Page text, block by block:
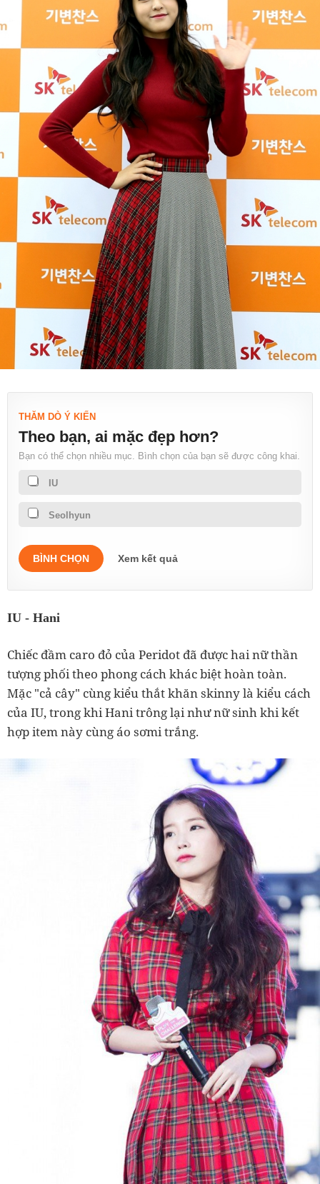
THĂM DÒ Ý KIẾN
Theo bạn, ai mặc đẹp hơn?
Bạn có thể chọn nhiều mục. Bình chọn của bạn sẽ được công khai.
IU
Seolhyun
BÌNH CHỌN Xem kết quả
IU - Hani
Chiếc đầm caro đỏ của Peridot đã được hai nữ thần
tượng phối theo phong cách khác biệt hoàn toàn.
Mặc "cả cây" cùng kiểu thắt khăn skinny là kiểu cách
của IU, trong khi Hani trông lại như nữ sinh khi kết
hợp item này cùng áo sơmi trắng.